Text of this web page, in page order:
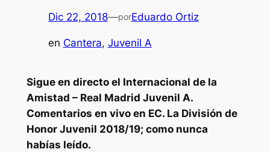
Dic 22, 2018—porEduardo Ortiz
en Cantera, Juvenil A
Sigue en directo el Internacional de la
Amistad – Real Madrid Juvenil A.
Comentarios en vivo en EC. La División de
Honor Juvenil 2018/19; como nunca
habías leído.